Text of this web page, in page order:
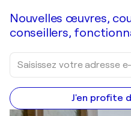
Nouvelles œuvres,
conseillers,
J'en profite